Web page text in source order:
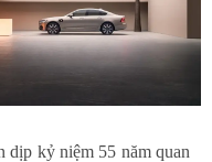
dịp kỷ niệm 55 năm quan